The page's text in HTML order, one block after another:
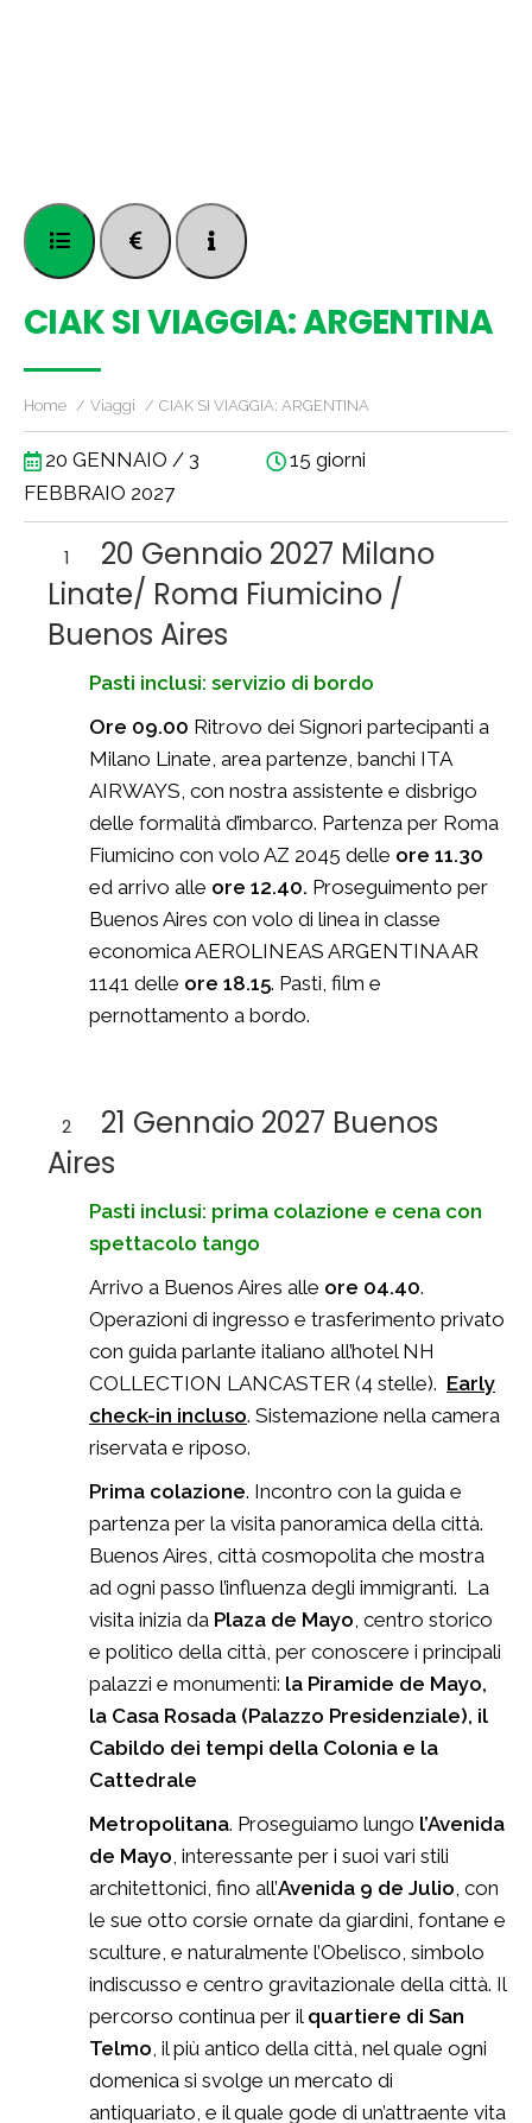
CIAK SI VIAGGIA: ARGENTINA
Home Viaggi CIAK SI VIAGGIA: ARGENTINA
20 GENNAIO / 3
FEBBRAIO 2027
15 giorni
1
20 Gennaio 2027 Milano
Linate/ Roma Fiumicino /
Buenos Aires
Pasti inclusi: servizio di bordo
Ore 09.00 Ritrovo dei Signori partecipanti a
Milano Linate, area partenze, banchi ITA
AIRWAYS, con nostra assistente e disbrigo
delle formalità d’imbarco. Partenza per Roma
Fiumicino con volo AZ 2045 delle ore 11.30
ed arrivo alle ore 12.40. Proseguimento per
Buenos Aires con volo di linea in classe
economica AEROLINEAS ARGENTINA AR
1141 delle ore 18.15. Pasti, film e
pernottamento a bordo.
2
21 Gennaio 2027 Buenos
Aires
Pasti inclusi: prima colazione e cena con
spettacolo tango
Arrivo a Buenos Aires alle ore 04.40.
Operazioni di ingresso e trasferimento privato
con guida parlante italiano all’hotel NH
COLLECTION LANCASTER (4 stelle). Early
check-in incluso. Sistemazione nella camera
riservata e riposo.
Prima colazione. Incontro con la guida e
partenza per la visita panoramica della città.
Buenos Aires, città cosmopolita che mostra
ad ogni passo l’influenza degli immigranti. La
visita inizia da Plaza de Mayo, centro storico
e politico della città, per conoscere i principali
palazzi e monumenti: la Piramide de Mayo,
la Casa Rosada (Palazzo Presidenziale), il
Cabildo dei tempi della Colonia e la
Cattedrale
Metropolitana. Proseguiamo lungo l’Avenida
de Mayo, interessante per i suoi vari stili
architettonici, fino all’Avenida 9 de Julio, con
le sue otto corsie ornate da giardini, fontane e
sculture, e naturalmente l’Obelisco, simbolo
indiscusso e centro gravitazionale della città. Il
percorso continua per il quartiere di San
Telmo, il più antico della città, nel quale ogni
domenica si svolge un mercato di
antiquariato, e il quale gode di un’attraente vita